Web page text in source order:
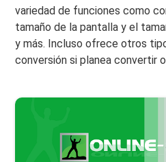
variedad de funciones como
tamaño de la pantalla y el
y más. Incluso ofrece otros
conversión si planea convertir